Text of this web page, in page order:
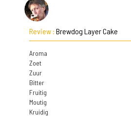
Review : Brewdog Layer Cake
Aroma
Zoet
Zuur
Bitter
Fruitig
Moutig
Kruidig